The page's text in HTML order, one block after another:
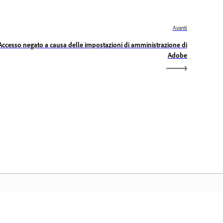
Avanti
negato a causa delle impostazioni di amministrazione di
Adobe